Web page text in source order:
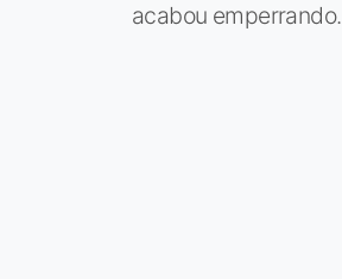
acabou emperrando.